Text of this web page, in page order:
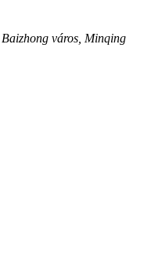
város, Minqing